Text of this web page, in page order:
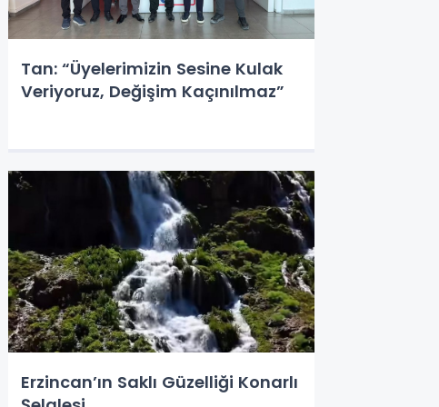
Tan: “Üyelerimizin Sesine Kulak
Veriyoruz, Değişim Kaçınılmaz”
Erzincan’ın Saklı Güzelliği Konarlı